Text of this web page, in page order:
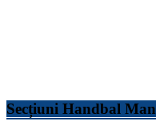
Secțiuni Handbal